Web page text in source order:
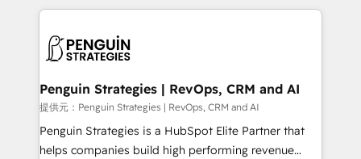
concreto de tu operación en HubSpot. La entrega
en paralelo cuando tiene sentido, y siempre
Empiezas a ver resultados antes de que termine el
mes. 🏆 HubSpot Partner of the Year 2022, máximo
reconocimiento del ecosistema. Elite Solutions
Partner, el nivel más alto. +700 clientes
Penguin Strategies | RevOps, CRM and AI
提供元：Penguin Strategies | RevOps, CRM and AI
Penguin Strategies is a HubSpot Elite Partner that
helps companies build high performing revenue